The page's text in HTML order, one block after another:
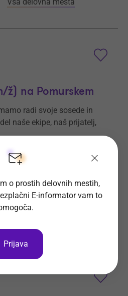
ž) na Pomurskem
radi svoje sosede in
naše ekipe, naš prijatelj,
Še 27 dni
Slovenija
o prostih delovnih mestih,
E-informator vam to
Prijava